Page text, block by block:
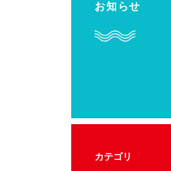
お知らせ
カテゴリ